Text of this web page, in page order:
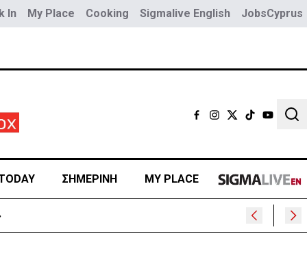
In My Place Cooking Sigmalive English JobsCyprus
ΣΗΜΕΡΙΝΗ MY PLACE